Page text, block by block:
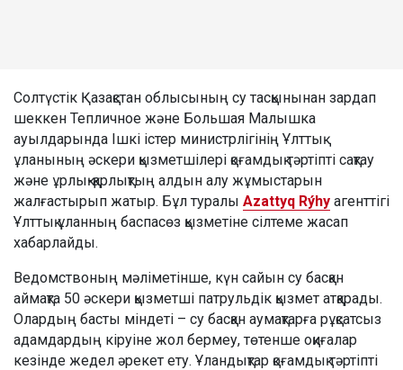
Солтүстік Қазақстан облысының су тасқынынан зардап
шеккен Тепличное және Большая Малышка
ауылдарында Ішкі істер министрлігінің Ұлттық
ұланының әскери қызметшілері қоғамдық тәртіпті сақтау
және ұрлық-қарлықтың алдын алу жұмыстарын
жалғастырып жатыр. Бұл туралы Azattyq Rýhy агенттігі
Ұлттық ұланның баспасөз қызметіне сілтеме жасап
хабарлайды.
Ведомствоның мәліметінше, күн сайын су басқан
аймақта 50 әскери қызметші патрульдік қызмет атқарады.
Олардың басты міндеті – су басқан аумақтарға рұқсатсыз
адамдардың кіруіне жол бермеу, төтенше оқиғалар
кезінде жедел әрекет ету. Ұландықтар қоғамдық тәртіпті